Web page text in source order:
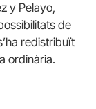
y Pelayo,
de
redistribuït
ordinària.